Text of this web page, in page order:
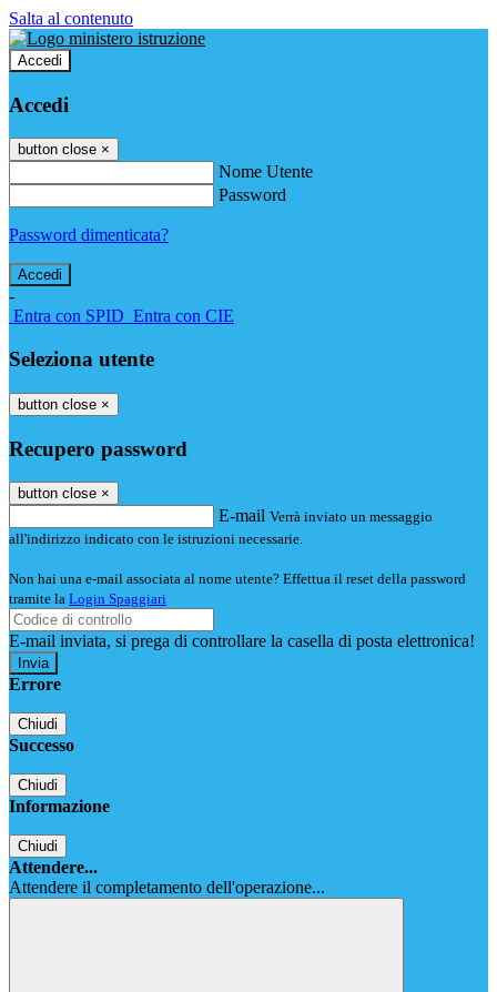
Salta al contenuto
Accedi
Accedi
button close ×
Nome Utente
Password
Password dimenticata?
-
Entra con SPID Entra con CIE
Seleziona utente
button close ×
Recupero password
button close ×
E-mail Verrà inviato un messaggio
all'indirizzo indicato con le istruzioni necessarie.
Non hai una e-mail associata al nome utente? Effettua il reset della password
tramite la Login Spaggiari
E-mail inviata, si prega di controllare la casella di posta elettronica!
Errore
Chiudi
Successo
Chiudi
Informazione
Chiudi
Attendere...
Attendere il completamento dell'operazione...